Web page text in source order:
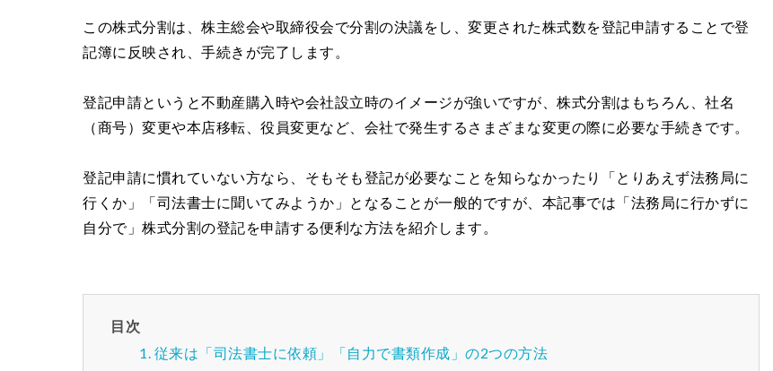
この株式分割は、株主総会や取締役会で分割の決議をし、変更された株式数を登記申請することで登
記簿に反映され、手続きが完了します。
登記申請というと不動産購入時や会社設立時のイメージが強いですが、株式分割はもちろん、社名
（商号）変更や本店移転、役員変更など、会社で発生するさまざまな変更の際に必要な手続きです。
登記申請に慣れていない方なら、そもそも登記が必要なことを知らなかったり「とりあえず法務局に
行くか」「司法書士に聞いてみようか」となることが一般的ですが、本記事では「法務局に行かずに
自分で」株式分割の登記を申請する便利な方法を紹介します。
目次
従来は「司法書士に依頼」「自力で書類作成」の2つの方法